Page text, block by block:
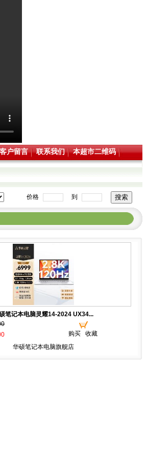
户留言 联系我们 本超市二维码
价格 到
笔记本电脑灵耀14-2024 UX34...
购买
收藏
华硕笔记本电脑旗舰店